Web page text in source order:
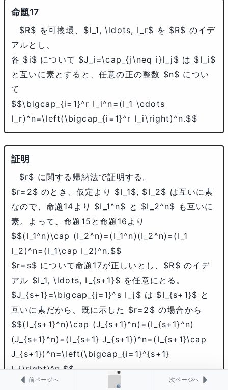
$R$ を可換環、 $I_1, \ldots, I_r$ を $R$ のイデ
アルとし、
各 $i$ について $J_i=\cap_{j\neq i}I_j$ は $I_i$
と互いに素とすると、任意の正の整数 $n$ につい
て
$$\bigcap_{i=1}^r I_i^n=(I_1 \cdots
I_r)^n=\left(\bigcap_{i=1}^r I_i\right)^n.$$
$r$ に関する帰納法で証明する。
$r=2$ のとき、仮定より $I_1$, $I_2$ は互いに素
なので、命題14より $I_1^n$ と $I_2^n$ も互いに
素。よって、命題15と命題16より
$$(I_1^n)\cap (I_2^n)=(I_1^n)(I_2^n)=(I_1
I_2)^n=(I_1\cap I_2)^n.$$
$r=s$ について命題17が正しいとし、 $R$ のイデ
アル $I_1, \ldots, I_{s+1}$ を任意にとる。
$J_{s+1}=\bigcap_{j=1}^s I_j$ は $I_{s+1}$ と
互いに素だから、既に示した $r=2$ の場合から
$$(I_{s+1}^n)\cap (J_{s+1}^n)=(I_{s+1}^n)
(J_{s+1}^n)=(I_{s+1} J_{s+1})^n=(I_{s+1}\cap
J_{s+1})^n=\left(\bigcap_{i=1}^{s+1}
I_i\right)^n.$$
帰納法の仮定より
前ページへ 次ページへ